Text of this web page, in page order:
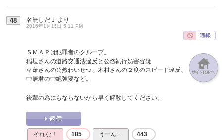
48 名無しだＪ より
2016年1月15日 5:11 PM
ＳＭＡＰは犯罪者のグループ。
稲垣さんの道路交通法違反と公務執行妨害容疑
草薙さんの公然わいせつ、木村さんの２度のスピード違反、
中居君の中絶強要など。
後輩の為にもならないから早く解散してください。
それな！ 185 うーん… 443